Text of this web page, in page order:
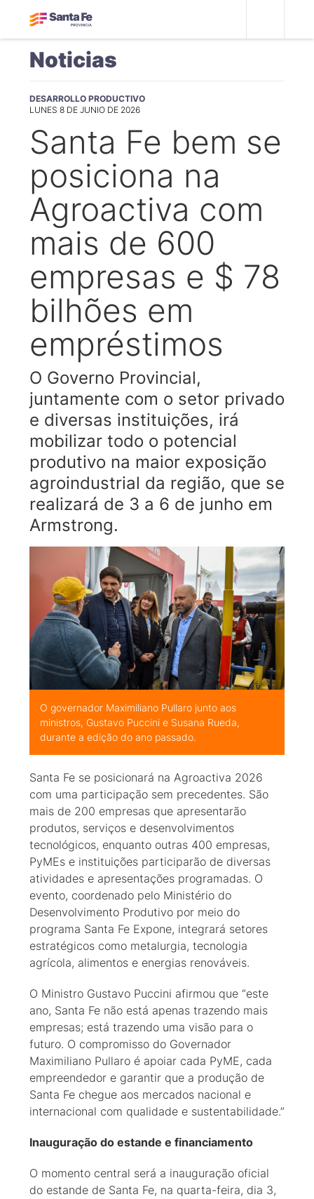
Noticias
DESARROLLO PRODUCTIVO
LUNES 8 DE JUNIO DE 2026
Santa Fe bem se
posiciona na
Agroactiva com
mais de 600
empresas e $ 78
bilhões em
empréstimos
O Governo Provincial,
juntamente com o setor privado
e diversas instituições, irá
mobilizar todo o potencial
produtivo na maior exposição
agroindustrial da região, que se
realizará de 3 a 6 de junho em
Armstrong.
O governador Maximiliano Pullaro junto aos
ministros, Gustavo Puccini e Susana Rueda,
durante a edição do ano passado.
Santa Fe se posicionará na Agroactiva 2026
com uma participação sem precedentes. São
mais de 200 empresas que apresentarão
produtos, serviços e desenvolvimentos
tecnológicos, enquanto outras 400 empresas,
PyMEs e instituições participarão de diversas
atividades e apresentações programadas. O
evento, coordenado pelo Ministério do
Desenvolvimento Produtivo por meio do
programa Santa Fe Expone, integrará setores
estratégicos como metalurgia, tecnologia
agrícola, alimentos e energias renováveis.
O Ministro Gustavo Puccini afirmou que “este
ano, Santa Fe não está apenas trazendo mais
empresas; está trazendo uma visão para o
futuro. O compromisso do Governador
Maximiliano Pullaro é apoiar cada PyME, cada
empreendedor e garantir que a produção de
Santa Fe chegue aos mercados nacional e
internacional com qualidade e sustentabilidade.”
Inauguração do estande e financiamento
O momento central será a inauguração oficial
do estande de Santa Fe, na quarta-feira, dia 3,